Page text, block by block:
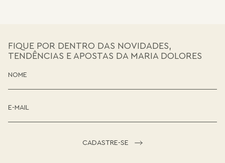
FIQUE POR DENTRO DAS NOVIDADES,
TENDÊNCIAS E APOSTAS DA MARIA DOLORES
CADASTRE-SE